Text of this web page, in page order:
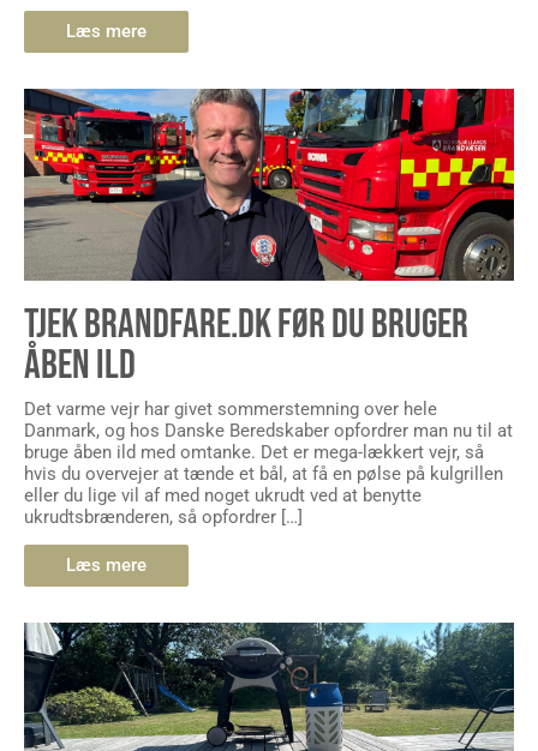
Læs mere
TJEK BRANDFARE.DK FØR DU BRUGER
ÅBEN ILD
Det varme vejr har givet sommerstemning over hele
Danmark, og hos Danske Beredskaber opfordrer man nu til at
bruge åben ild med omtanke. Det er mega-lækkert vejr, så
hvis du overvejer at tænde et bål, at få en pølse på kulgrillen
eller du lige vil af med noget ukrudt ved at benytte
ukrudtsbrænderen, så opfordrer […]
Læs mere